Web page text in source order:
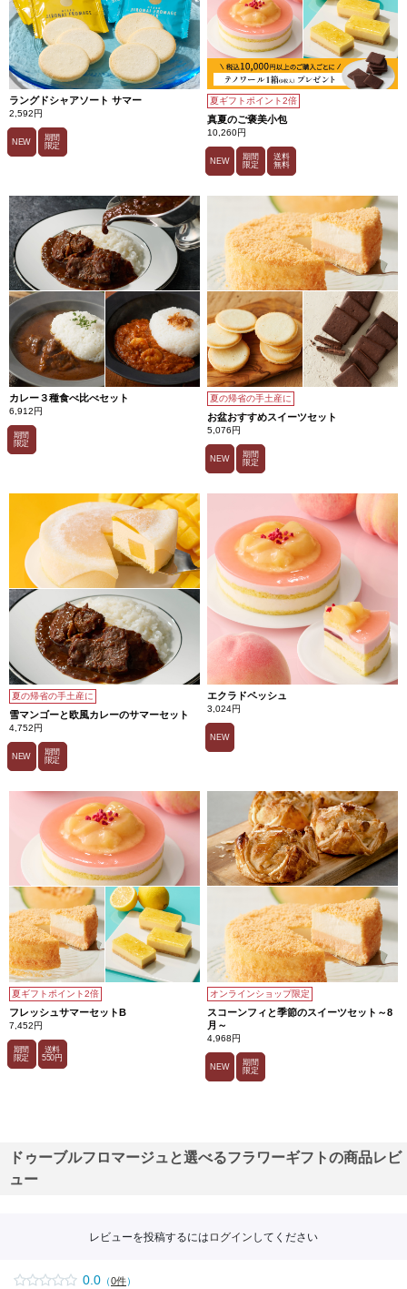
ラングドシャアソート サマー
2,592円
NEW
期間
限定
夏ギフトポイント2倍
真夏のご褒美小包
10,260円
NEW
期間
限定
送料
無料
カレー３種食べ比べセット
6,912円
期間
限定
夏の帰省の手土産に
お盆おすすめスイーツセット
5,076円
NEW
期間
限定
夏の帰省の手土産に
雪マンゴーと欧風カレーのサマーセット
4,752円
NEW
期間
限定
エクラドペッシュ
3,024円
NEW
夏ギフトポイント2倍
フレッシュサマーセットB
7,452円
期間
限定
送料
550円
オンラインショップ限定
スコーンフィと季節のスイーツセット～8
月～
4,968円
NEW
期間
限定
ドゥーブルフロマージュと選べるフラワーギフトの商品レビ
ュー
レビューを投稿するには ログイン してください
0.0 （0件）